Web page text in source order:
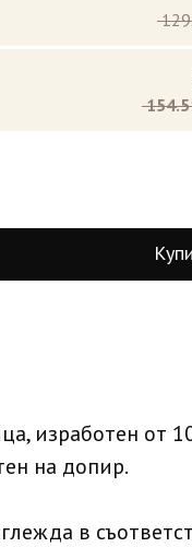
Купи
изработен от
на допир.
в